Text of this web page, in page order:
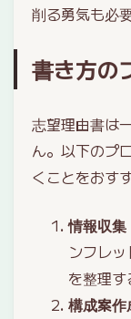
削る勇気も必
書き方の
志望理由書は
ん。以下のプ
くことをおす
情報収集
ンフレ
を整理す
構成案作